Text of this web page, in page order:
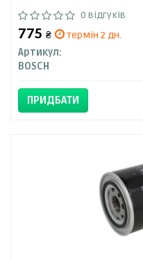
0 відгуків
775 ₴
термін 2 дн.
Артикул:
BOSCH
ПРИДБАТИ